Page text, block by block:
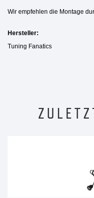
Wir empfehlen die Montage
Hersteller:
Tuning Fanatics